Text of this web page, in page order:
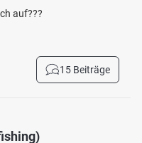
auf???
15 Beiträge